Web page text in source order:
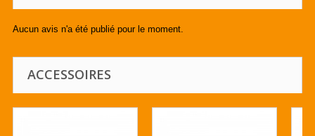
Aucun avis n'a été publié pour le moment.
ACCESSOIRES